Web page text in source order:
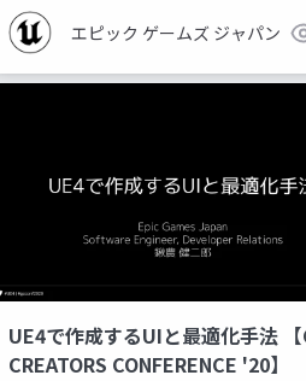
エピック ゲームズ ジャパン
UE4で作成するUIと最適化手法 【
CREATORS CONFERENCE '20】